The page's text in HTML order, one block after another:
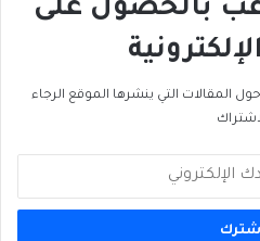
بالحصول على
المقالات التي ينشرها الموقع الرجاء